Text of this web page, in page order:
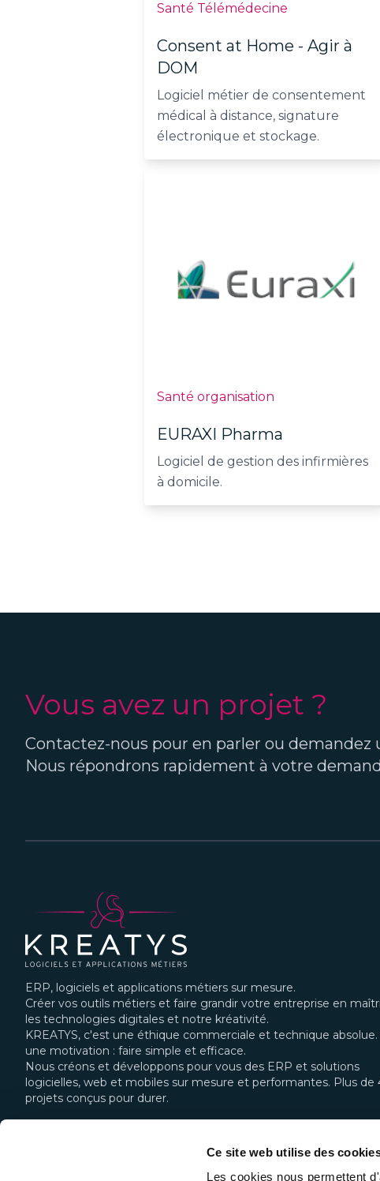
Ce site web utilise des
Les cookies nous permettent
Santé Télémédecine
Consent at Home - Agir à
DOM
Logiciel métier de consentement
médical à distance, signature
électronique et stockage.
Santé organisation
EURAXI Pharma
Logiciel de gestion des infirmières
à domicile.
Vous avez un projet ?
Contactez-nous pour en parler ou demandez
Nous répondrons rapidement à votre
ERP, logiciels et applications métiers sur mesure.
Créer vos outils métiers et faire grandir votre entreprise en
les technologies digitales et notre kréativité.
KREATYS, c'est une éthique commerciale et technique
une motivation : faire simple et efficace.
Nous créons et développons pour vous des ERP et solutions
logicielles, web et mobiles sur mesure et performantes. Plus de
projets conçus pour durer.
55 rue Uranus,
Chavanod